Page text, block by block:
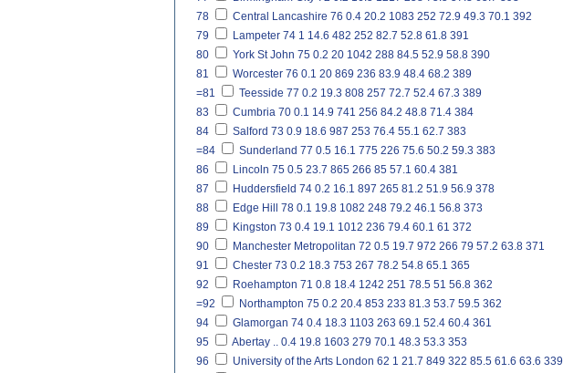
78
Central Lancashire 76 0.4 20.2 1083 252 72.9 49.3 70.1 392
79
Lampeter 74 1 14.6 482 252 82.7 52.8 61.8 391
80
York St John 75 0.2 20 1042 288 84.5 52.9 58.8 390
81
Worcester 76 0.1 20 869 236 83.9 48.4 68.2 389
=81
Teesside 77 0.2 19.3 808 257 72.7 52.4 67.3 389
83
Cumbria 70 0.1 14.9 741 256 84.2 48.8 71.4 384
84
Salford 73 0.9 18.6 987 253 76.4 55.1 62.7 383
=84
Sunderland 77 0.5 16.1 775 226 75.6 50.2 59.3 383
86
Lincoln 75 0.5 23.7 865 266 85 57.1 60.4 381
87
Huddersfield 74 0.2 16.1 897 265 81.2 51.9 56.9 378
88
Edge Hill 78 0.1 19.8 1082 248 79.2 46.1 56.8 373
89
Kingston 73 0.4 19.1 1012 236 79.4 60.1 61 372
90
Manchester Metropolitan 72 0.5 19.7 972 266 79 57.2 63.8 371
91
Chester 73 0.2 18.3 753 267 78.2 54.8 65.1 365
92
Roehampton 71 0.8 18.4 1242 251 78.5 51 56.8 362
=92
Northampton 75 0.2 20.4 853 233 81.3 53.7 59.5 362
94
Glamorgan 74 0.4 18.3 1103 263 69.1 52.4 60.4 361
95
Abertay .. 0.4 19.8 1603 279 70.1 48.3 53.3 353
96
University of the Arts London 62 1 21.7 849 322 85.5 61.6 63.6 339